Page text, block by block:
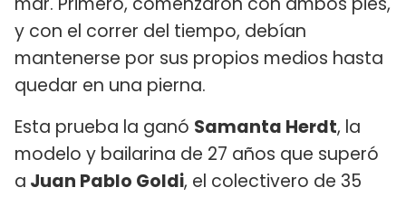
y con el correr del tiempo, debían
mantenerse por sus propios medios hasta
quedar en una pierna.
Esta prueba la ganó Samanta Herdt, la
modelo y bailarina de 27 años que superó
a Juan Pablo Goldi, el colectivero de 35